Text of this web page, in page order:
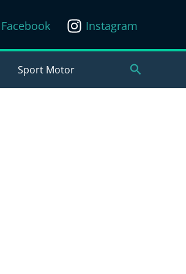
Facebook Instagram
Sport Motor Pesquisar